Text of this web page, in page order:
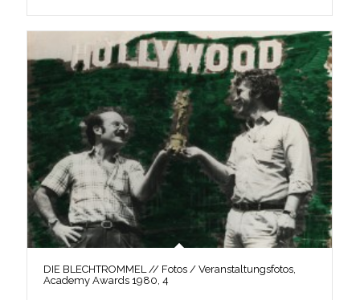
DIE BLECHTROMMEL // Fotos / Veranstaltungsfotos,
Academy Awards 1980, 4